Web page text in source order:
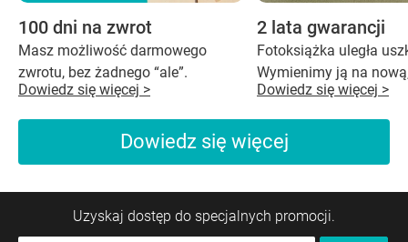
100 dni na zwrot
Masz możliwość darmowego
zwrotu, bez żadnego “ale”.
Dowiedz się więcej >
2 lata gwarancji
Fotoksiążka uległa
Wymienimy ją na
Dowiedz się więcej >
Dowiedz się więcej
Uzyskaj dostęp do specjalnych promocji.